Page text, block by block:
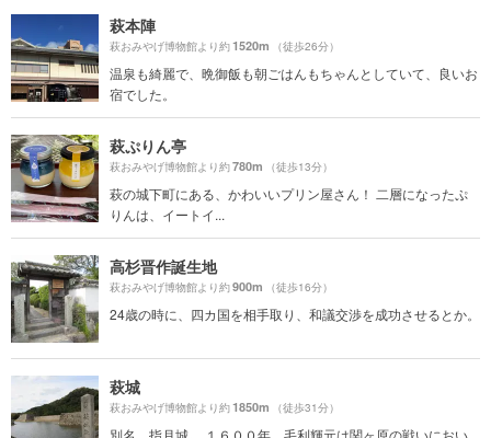
萩本陣
萩おみやげ博物館より約1520m （徒歩26分）
温泉も綺麗で、晩御飯も朝ごはんもちゃんとしていて、良いお
宿でした。
萩ぷりん亭
萩おみやげ博物館より約780m （徒歩13分）
萩の城下町にある、かわいいプリン屋さん！ 二層になったぷ
りんは、イートイ...
高杉晋作誕生地
萩おみやげ博物館より約900m （徒歩16分）
24歳の時に、四カ国を相手取り、和議交渉を成功させるとか。
萩城
萩おみやげ博物館より約1850m （徒歩31分）